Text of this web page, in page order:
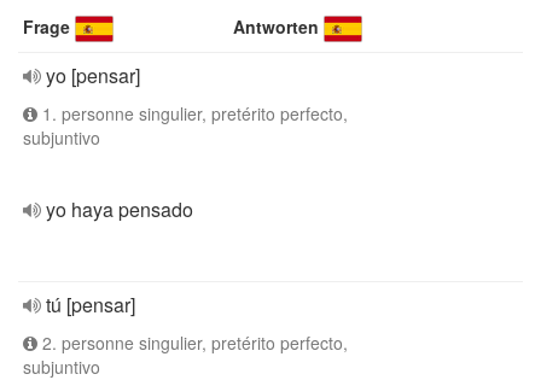
Frage Antworten
yo [pensar]
1. personne singulier, pretérito perfecto,
subjuntivo
yo haya pensado
tú [pensar]
2. personne singulier, pretérito perfecto,
subjuntivo